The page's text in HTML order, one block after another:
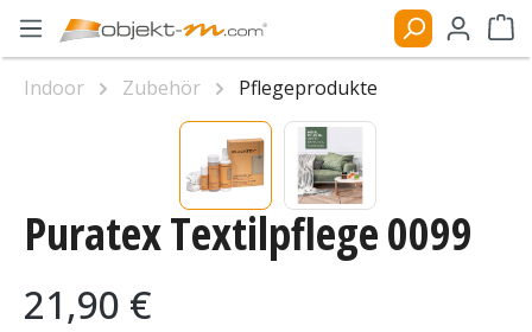
Zum Hauptinhalt springen
Puratex Textilpflege 0099
Regulärer Preis:
21,90 €
Indoor Zubehör
Pflegeprodukte
Bildergalerie überspringen